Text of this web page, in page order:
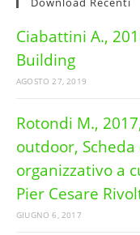
Ciabattini A.,
Building
AGOSTO 27, 2019
Rotondi M.,
outdoor,
organizzativo a
Pier Cesare
GIUGNO 6, 2017